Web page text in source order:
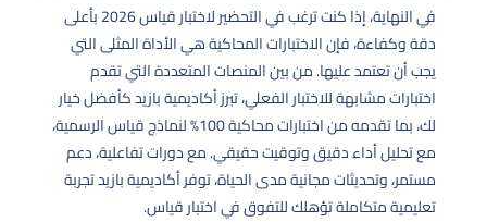
في النهاية، إذا كنت ترغب في التحضير لاختبار قياس 2026 بأعلى
دقة وكفاءة، فإن الاختبارات المحاكية هي الأداة المثلى التي
يجب أن تعتمد عليها. من بين المنصات المتعددة التي تقدم
اختبارات مشابهة للاختبار الفعلي، تبرز أكاديمية بازيد كأفضل خيار
لك، بما تقدمه من اختبارات محاكية 100% لنماذج قياس الرسمية،
مع تحليل أداء دقيق وتوقيت حقيقي. مع دورات تفاعلية، دعم
مستمر، وتحديثات مجانية مدى الحياة، توفر أكاديمية بازيد تجربة
تعليمية متكاملة تؤهلك للتفوق في اختبار قياس.